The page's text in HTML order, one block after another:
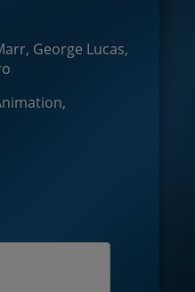
George Lucas,